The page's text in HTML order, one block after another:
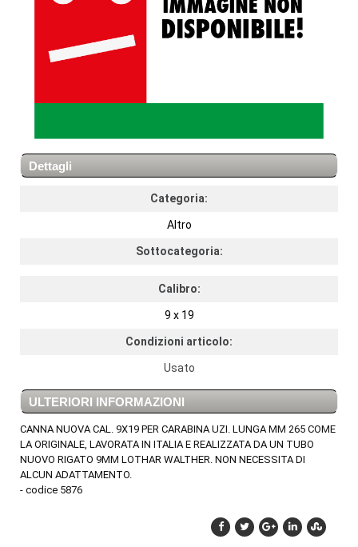
Dettagli
Categoria:
Altro
Sottocategoria:
Calibro:
9 x 19
Condizioni articolo:
Usato
ULTERIORI INFORMAZIONI
CANNA NUOVA CAL. 9X19 PER CARABINA UZI. LUNGA MM 265 COME
LA ORIGINALE, LAVORATA IN ITALIA E REALIZZATA DA UN TUBO
NUOVO RIGATO 9MM LOTHAR WALTHER. NON NECESSITA DI
ALCUN ADATTAMENTO.
- codice 5876